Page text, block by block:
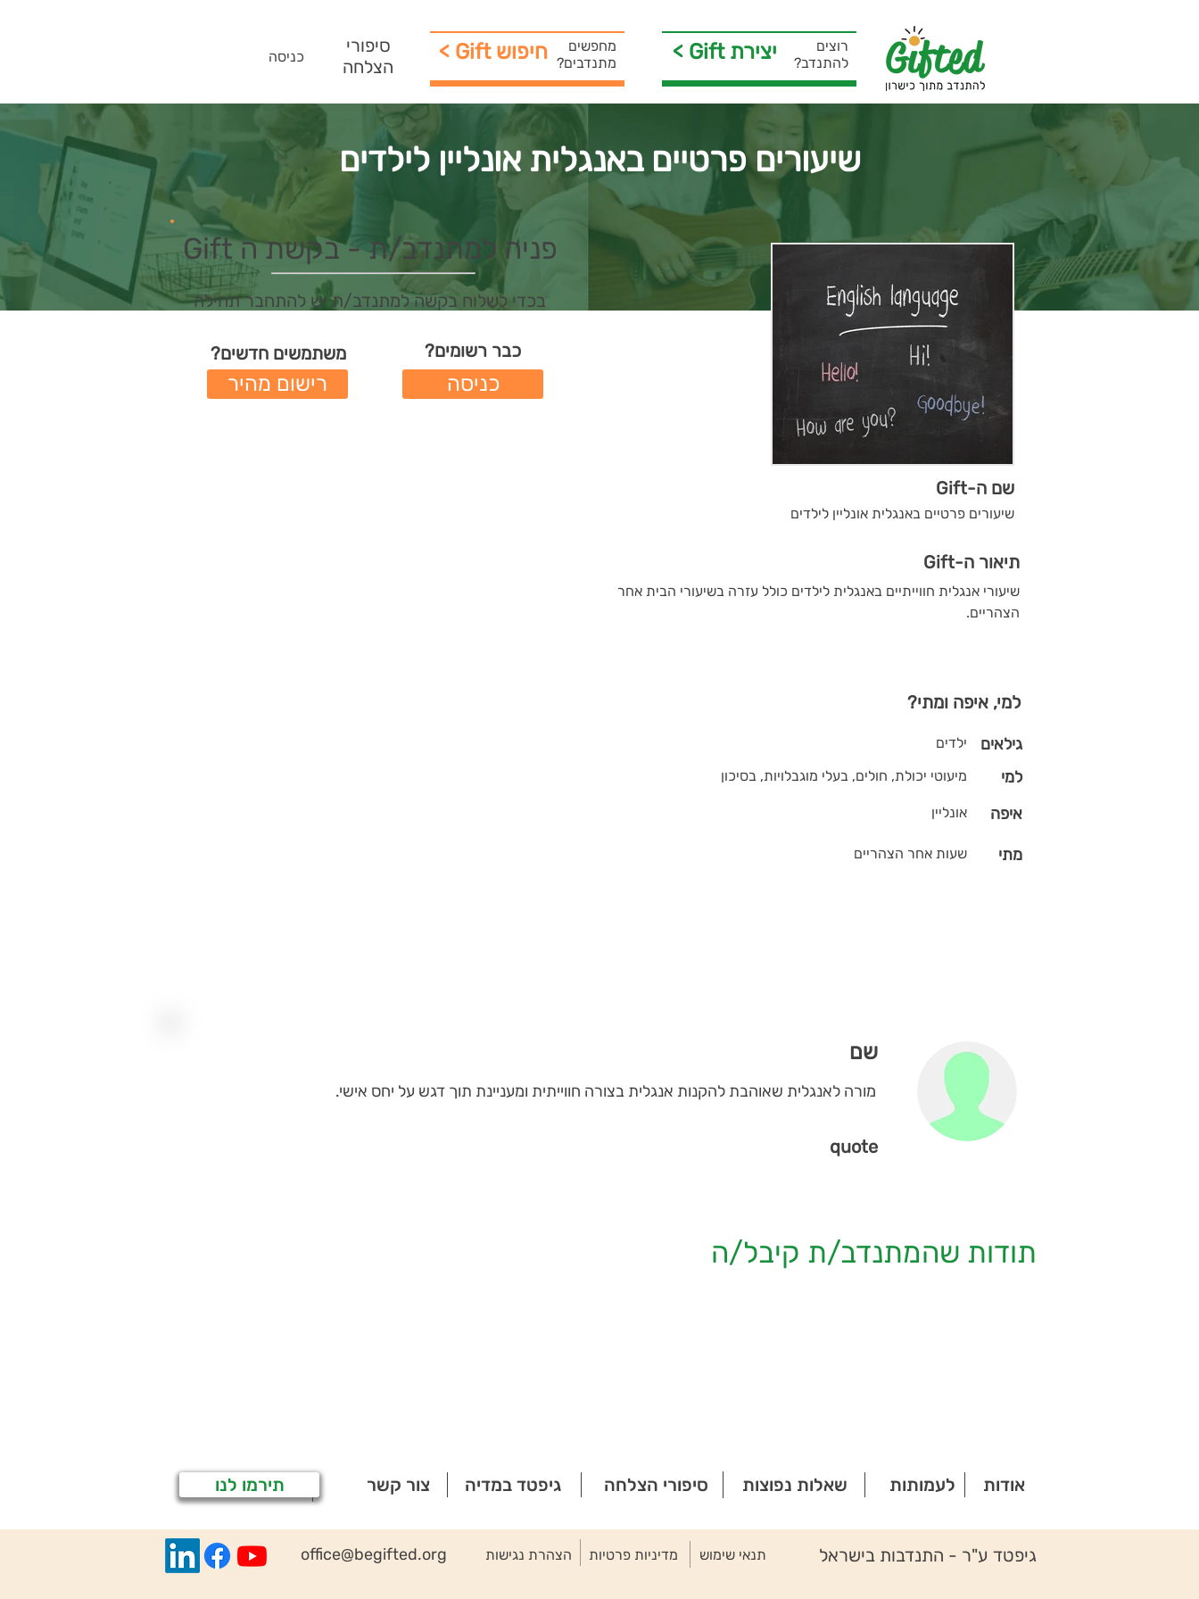
כניסה
סיפורי
הצלחה
מחפשים
מתנדבים? < Gift חיפוש < Gift יצירת
רוצים
להתנדב?
שיעורים פרטיים באנגלית אונליין לילדים
שם ה-Gift
שיעורים פרטיים באנגלית אונליין לילדים
תיאור ה-Gift
שיעורי אנגלית חווייתיים באנגלית לילדים כולל עזרה בשיעורי הבית אחר
הצהריים.
למי, איפה ומתי?
ילדים גילאים
מיעוטי יכולת, חולים, בעלי מוגבלויות, בסיכון למי
אונליין איפה
שעות אחר הצהריים מתי
פניה למתנדב/ת - בקשת ה Gift
בכדי לשלוח בקשה למתנדב/ת יש להתחבר תחילה
משתמשים חדשים?
רישום מהיר
כבר רשומים?
כניסה
שם
מורה לאנגלית שאוהבת להקנות אנגלית בצורה חווייתית ומעניינת תוך דגש על יחס אישי.
quote
תודות שהמתנדב/ת קיבל/ה
תירמו לנו צור קשר גיפטד במדיה סיפורי הצלחה שאלות נפוצות לעמותות אודות
office@begifted.org הצהרת נגישות מדיניות פרטיות תנאי שימוש גיפטד ע"ר - התנדבות בישראל